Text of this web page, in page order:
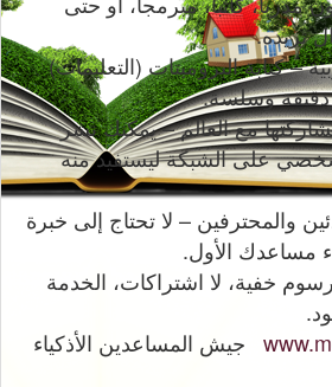
تريده.
– كتابة البرومبتات (التعليمات)
دقيقة وسلسة.
مع العالم – يمكنك نشر
على الشبكة ليستفيد منه
والمحترفين – لا تحتاج إلى خبرة
مساعدك الأول.
خفية، لا اشتراكات، الخدمة
جيش المساعدين اﻷذكياء